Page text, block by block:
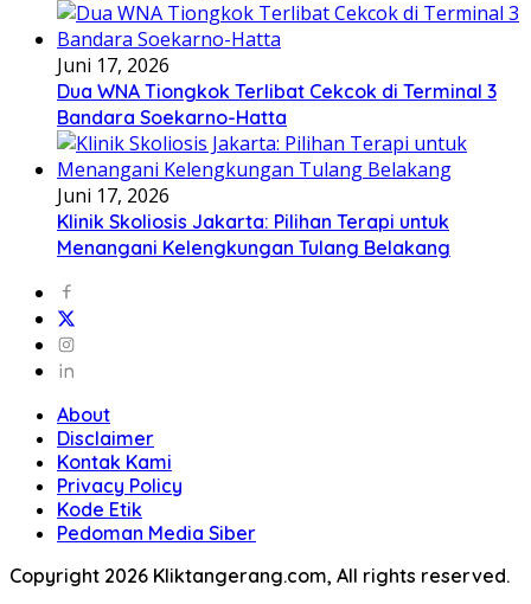
Juni 17, 2026
Dua WNA Tiongkok Terlibat Cekcok di Terminal 3
Bandara Soekarno-Hatta
Juni 17, 2026
Klinik Skoliosis Jakarta: Pilihan Terapi untuk
Menangani Kelengkungan Tulang Belakang
About
Disclaimer
Kontak Kami
Privacy Policy
Kode Etik
Pedoman Media Siber
Copyright 2026 Kliktangerang.com, All rights reserved.